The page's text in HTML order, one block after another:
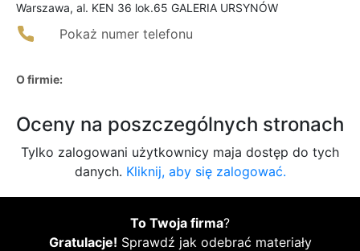
Warszawa, al. KEN 36 lok.65 GALERIA URSYNÓW
Pokaż numer telefonu
O firmie:
Oceny na poszczególnych stronach
Tylko zalogowani użytkownicy maja dostęp do tych
danych. Kliknij, aby się zalogować.
To Twoja firma?
Gratulacje! Sprawdź jak odebrać materiały